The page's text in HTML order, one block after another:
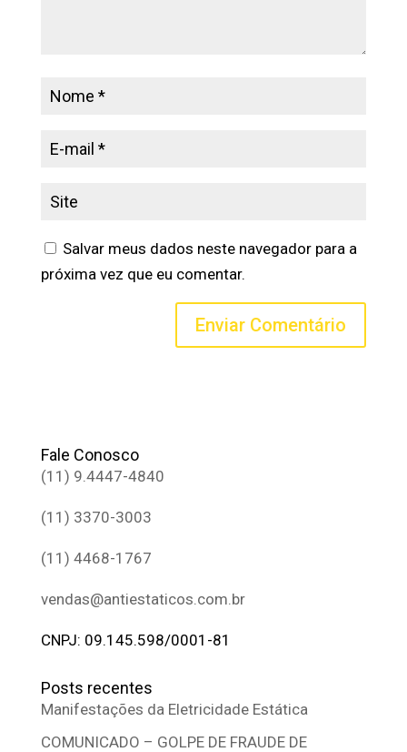
Salvar meus dados neste navegador para a
próxima vez que eu comentar.
Fale Conosco
(11) 9.4447-4840
(11) 3370-3003
(11) 4468-1767
vendas@antiestaticos.com.br
CNPJ: 09.145.598/0001-81
Posts recentes
Manifestações da Eletricidade Estática
COMUNICADO – GOLPE DE FRAUDE DE